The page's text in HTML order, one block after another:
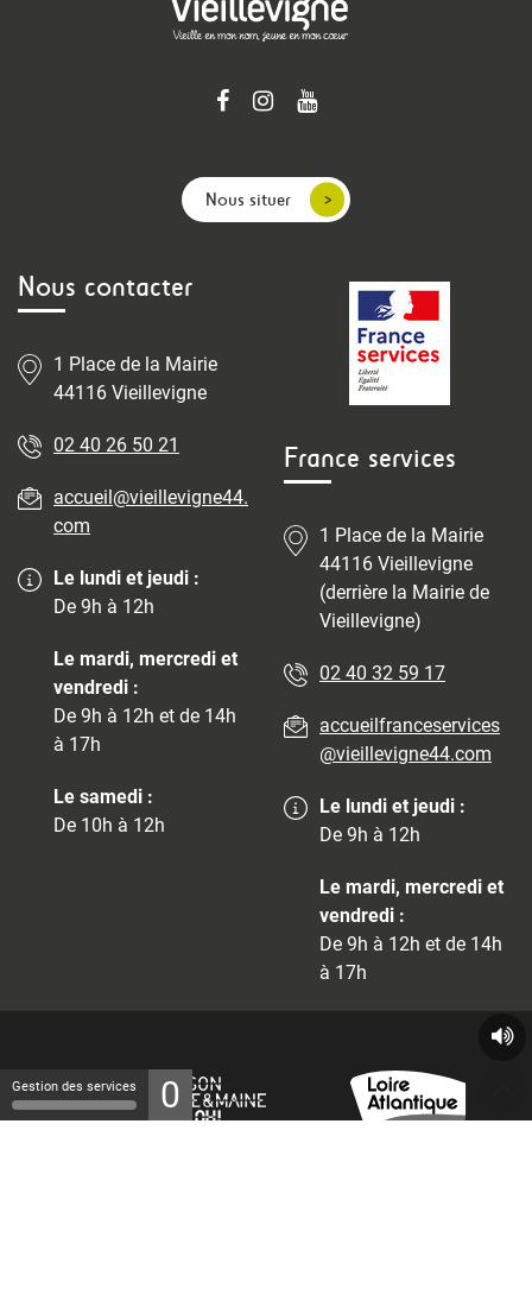
Nous situer
Nous contacter
1 Place de la Mairie
44116 Vieillevigne
02 40 26 50 21
accueil@vieillevigne44.
com
Le lundi et jeudi :
De 9h à 12h
Le mardi, mercredi et
vendredi :
De 9h à 12h et de 14h
à 17h
Le samedi :
De 10h à 12h
France services
1 Place de la Mairie
44116 Vieillevigne
(derrière la Mairie de
Vieillevigne)
02 40 32 59 17
accueilfranceservices
@vieillevigne44.com
Le lundi et jeudi :
De 9h à 12h
Le mardi, mercredi et
vendredi :
De 9h à 12h et de 14h
à 17h
Gestion des services 0